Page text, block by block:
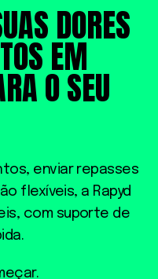
DORES
EM
O SEU
enviar repasses
flexíveis, a Rapyd
, com suporte de
.